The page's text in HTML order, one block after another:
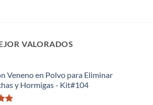
VALORADOS
Veneno en Polvo para Eliminar
y Hormigas - Kit#104